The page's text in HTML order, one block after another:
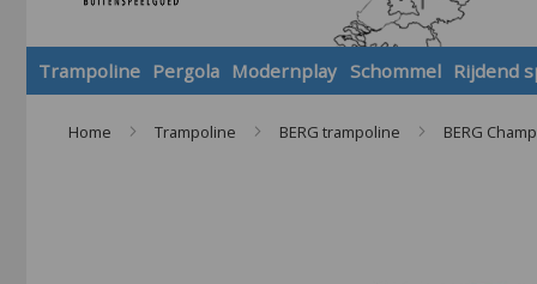
Trampoline Pergola Modernplay Schommel Rijdend
Home Trampoline BERG trampoline BERG